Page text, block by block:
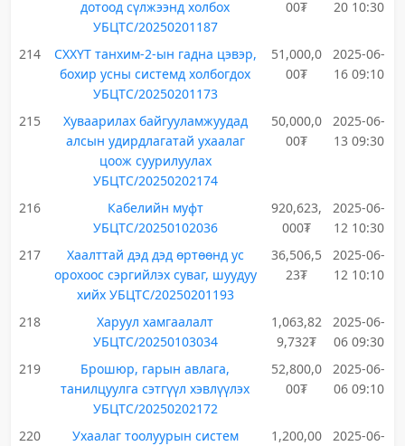
дотоод сүлжээнд холбох
УБЦТС/20250201187
00₮
20 10:30
214
СХХҮТ танхим-2-ын гадна цэвэр,
бохир усны системд холбогдох
УБЦТС/20250201173
51,000,0
00₮
2025-06-
16 09:10
215
Хуваарилах байгууламжуудад
алсын удирдлагатай ухаалаг
цоож суурилуулах
УБЦТС/20250202174
50,000,0
00₮
2025-06-
13 09:30
216
Кабелийн муфт
УБЦТС/20250102036
920,623,
000₮
2025-06-
12 10:30
217
Хаалттай дэд дэд өртөөнд ус
орохоос сэргийлэх суваг, шуудуу
хийх УБЦТС/20250201193
36,506,5
23₮
2025-06-
12 10:10
218
Харуул хамгаалалт
УБЦТС/20250103034
1,063,82
9,732₮
2025-06-
06 09:30
219
Брошюр, гарын авлага,
танилцуулга сэтгүүл хэвлүүлэх
УБЦТС/20250202172
52,800,0
00₮
2025-06-
06 09:10
220
Ухаалаг тоолуурын систем
1,200,00
2025-06-